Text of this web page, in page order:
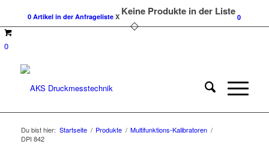
0 Artikel in derAnfrageliste X Keine Produkte in der Liste 0
0
Du bist hier: Startseite / Produkte / Multifunktions-Kalibratoren /
DPI 842